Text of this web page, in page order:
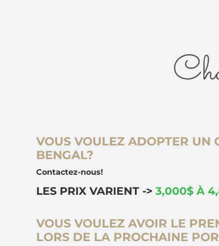
VOUS VOULEZ ADOPTER UN
BENGAL?
Contactez-nous!
LES PRIX VARIENT -> 3,000$ À
VOUS VOULEZ AVOIR LE
LORS DE LA PROCHAINE